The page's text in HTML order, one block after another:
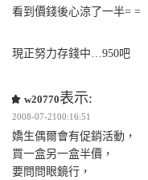
看到價錢後心涼了一半= =
現正努力存錢中…950吧
w20770表示:
2008-07-2100:16:51
嬌生偶爾會有促銷活動，
買一盒另一盒半價，
要問問眼鏡行，